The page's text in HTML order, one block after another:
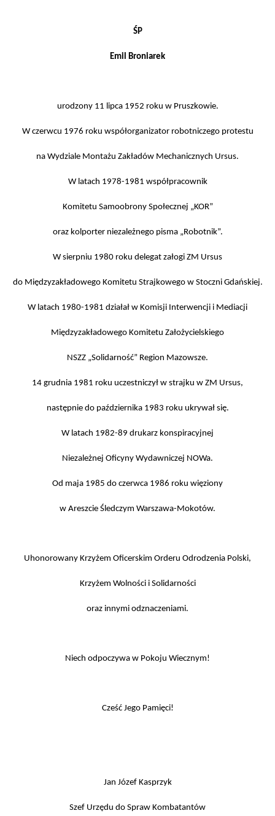
ŚP
Emil Broniarek
urodzony 11 lipca 1952 roku w Pruszkowie.
W czerwcu 1976 roku współorganizator robotniczego protestu
na Wydziale Montażu Zakładów Mechanicznych Ursus.
W latach 1978-1981 współpracownik
Komitetu Samoobrony Społecznej „KOR”
oraz kolporter niezależnego pisma „Robotnik”.
W sierpniu 1980 roku delegat załogi ZM Ursus
do Międzyzakładowego Komitetu Strajkowego w Stoczni Gdańskiej.
W latach 1980-1981 działał w Komisji Interwencji i Mediacji
Międzyzakładowego Komitetu Założycielskiego
NSZZ „Solidarność” Region Mazowsze.
14 grudnia 1981 roku uczestniczył w strajku w ZM Ursus,
następnie do października 1983 roku ukrywał się.
W latach 1982-89 drukarz konspiracyjnej
Niezależnej Oficyny Wydawniczej NOWa.
Od maja 1985 do czerwca 1986 roku więziony
w Areszcie Śledczym Warszawa-Mokotów.
Uhonorowany Krzyżem Oficerskim Orderu Odrodzenia Polski,
Krzyżem Wolności i Solidarności
oraz innymi odznaczeniami.
Niech odpoczywa w Pokoju Wiecznym!
Cześć Jego Pamięci!
Jan Józef Kasprzyk
Szef Urzędu do Spraw Kombatantów